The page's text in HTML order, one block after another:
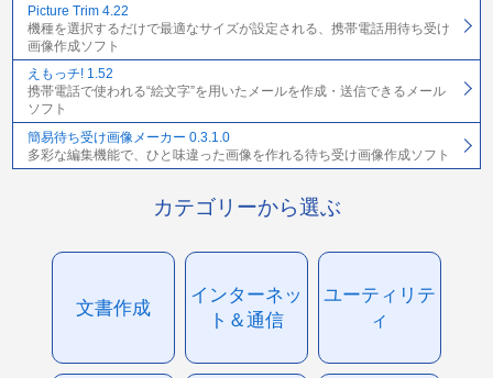
Picture Trim 4.22
機種を選択するだけで最適なサイズが設定される、携帯電話用待ち受け
画像作成ソフト
えもっチ! 1.52
携帯電話で使われる“絵文字”を用いたメールを作成・送信できるメール
ソフト
簡易待ち受け画像メーカー 0.3.1.0
多彩な編集機能で、ひと味違った画像を作れる待ち受け画像作成ソフト
カテゴリーから選ぶ
文書作成
インターネッ
ト＆通信
ユーティリテ
ィ